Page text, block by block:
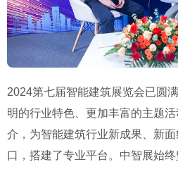
2024第七届智能建筑展览会已圆
明的行业特色、更加丰富的主题
介，为智能建筑行业新成果、新
口，搭建了专业平台。中智展始